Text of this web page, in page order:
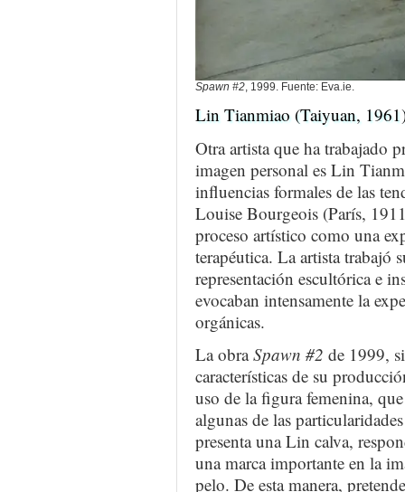
Spawn #2, 1999. Fuente: Eva.ie.
Lin Tianmiao (Taiyuan,
Otra artista que ha trabajado
imagen personal es Lin
influencias formales de las
Louise Bourgeois (París,
proceso artístico como una
terapéutica. La artista trabajó
representación escultórica e
evocaban intensamente la
orgánicas.
La obraSpawn #2 de 1999,
características de su
uso de la figura femenina,
algunas de las
presenta una Lin calva,
una marca importante en la
pelo. De esta manera,